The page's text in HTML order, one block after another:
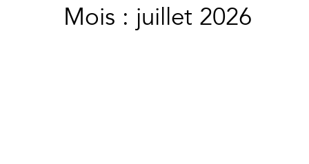
Mois : juillet 2026